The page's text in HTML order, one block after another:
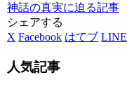
神話の真実に迫る記事
シェアする
X Facebook はてブ LINE
人気記事